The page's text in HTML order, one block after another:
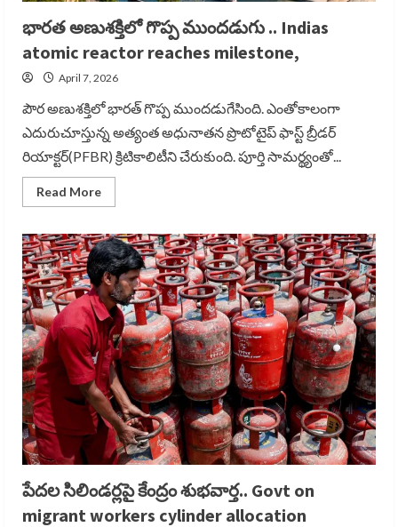
భారత అణుశక్తిలో గొప్ప ముందడుగు .. Indias
atomic reactor reaches milestone,
April 7, 2026
పౌర అణుశక్తిలో భారత్ గొప్ప ముందడుగేసింది. ఎంతోకాలంగా
ఎదురుచూస్తున్న అత్యంత అధునాతన ప్రొటోటైప్ ఫాస్ట్ బ్రీడర్
రియాక్టర్(PFBR) క్రిటికాలిటీని చేరుకుంది. పూర్తి సామర్థ్యంతో...
Read MoreRead
more
అణుశక్తిలో
గొప్ప
ముందడుగు
..
Indias
atomic
reactor
reaches
milestone,
పేదల సిలిండర్లపై కేంద్రం శుభవార్త.. Govt on
migrant workers cylinder allocation